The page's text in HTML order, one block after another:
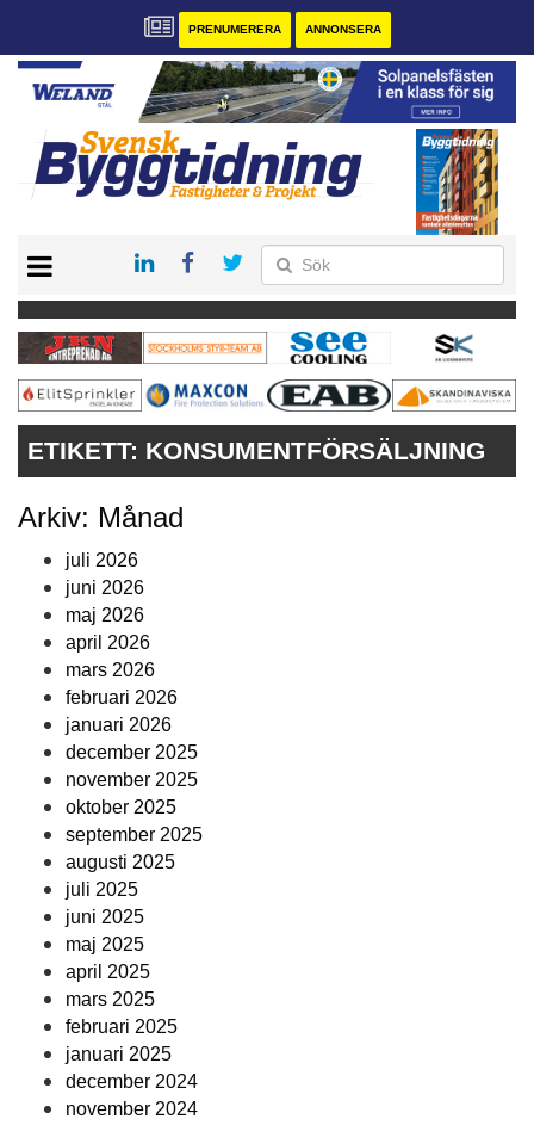
PRENUMERERA ANNONSERA
PRENUMERERA
VÅRA ANDRA MAGASIN
ANNONSERA
KONTAKT
ETIKETT: KONSUMENTFÖRSÄLJNING
Arkiv: Månad
juli 2026
juni 2026
maj 2026
april 2026
mars 2026
februari 2026
januari 2026
december 2025
november 2025
oktober 2025
september 2025
augusti 2025
juli 2025
juni 2025
maj 2025
april 2025
mars 2025
februari 2025
januari 2025
december 2024
november 2024